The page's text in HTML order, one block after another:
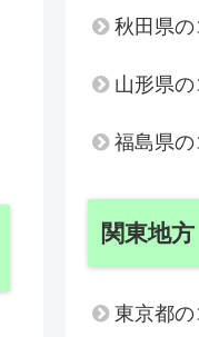
秋田県
山形県
福島県
関東地方
東京都